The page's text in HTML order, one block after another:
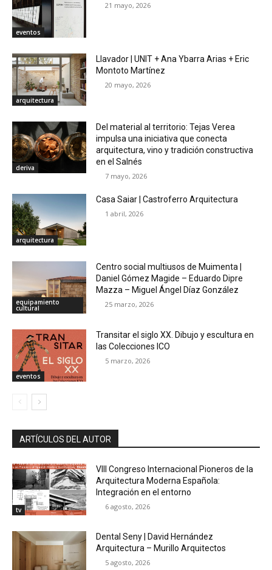
eventos
21 mayo, 2026
arquitectura
Llavador | UNIT + Ana Ybarra Arias + Eric
Montoto Martínez
20 mayo, 2026
deriva
Del material al territorio: Tejas Verea
impulsa una iniciativa que conecta
arquitectura, vino y tradición constructiva
en el Salnés
7 mayo, 2026
arquitectura
Casa Saiar | Castroferro Arquitectura
1 abril, 2026
equipamiento
cultural
Centro social multiusos de Muimenta |
Daniel Gómez Magide – Eduardo Dipre
Mazza – Miguel Ángel Díaz González
25 marzo, 2026
eventos
Transitar el siglo XX. Dibujo y escultura en
las Colecciones ICO
5 marzo, 2026
ARTÍCULOS DEL AUTOR
tv
VIII Congreso Internacional Pioneros de la
Arquitectura Moderna Española:
Integración en el entorno
6 agosto, 2026
Dental Seny | David Hernández
Arquitectura – Murillo Arquitectos
5 agosto, 2026